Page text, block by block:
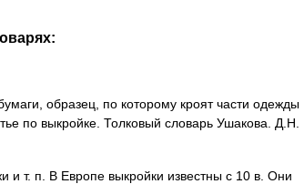
образец, по которому кроят части одежды
по выкройке. Толковый словарь Ушакова. Д.Н.
и т. п. В Европе выкройки известны с 10 в. Они